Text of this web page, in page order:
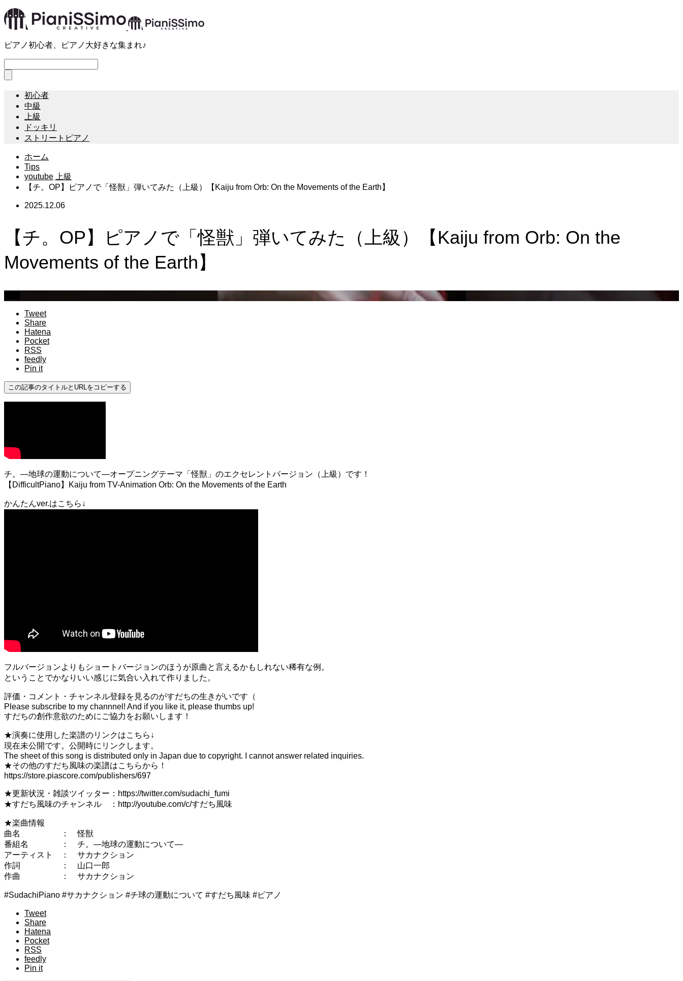
ピアノ初心者、ピアノ大好きな集まれ♪
初心者
中級
上級
ドッキリ
ストリートピアノ
ホーム
Tips
youtube
上級
【チ。OP】ピアノで「怪獣」弾いてみた（上級）【Kaiju from Orb: On the Movements of the Earth】
2025.12.06
【チ。OP】ピアノで「怪獣」弾いてみた（上級）【Kaiju from Orb: On the
Movements of the Earth】
Tweet
Share
Hatena
Pocket
RSS
feedly
Pin it
この記事のタイトルとURLをコピーする
チ。―地球の運動について―オープニングテーマ「怪獣」のエクセレントバージョン（上級）です！
【DifficultPiano】Kaiju from TV-Animation Orb: On the Movements of the Earth
かんたんver.はこちら↓
フルバージョンよりもショートバージョンのほうが原曲と言えるかもしれない稀有な例。
ということでかなりいい感じに気合い入れて作りました。
評価・コメント・チャンネル登録を見るのがすだちの生きがいです（
Please subscribe to my channnel! And if you like it, please thumbs up!
すだちの創作意欲のためにご協力をお願いします！
★演奏に使用した楽譜のリンクはこちら↓
現在未公開です。公開時にリンクします。
The sheet of this song is distributed only in Japan due to copyright. I cannot answer related inquiries.
★その他のすだち風味の楽譜はこちらから！
https://store.piascore.com/publishers/697
★更新状況・雑談ツイッター：https://twitter.com/sudachi_fumi
★すだち風味のチャンネル ：http://youtube.com/c/すだち風味
★楽曲情報
曲名 ： 怪獣
番組名 ： チ。―地球の運動について―
アーティスト ： サカナクション
作詞 ： 山口一郎
作曲 ： サカナクション
#SudachiPiano #サカナクション #チ球の運動について #すだち風味 #ピアノ
Tweet
Share
Hatena
Pocket
RSS
feedly
Pin it